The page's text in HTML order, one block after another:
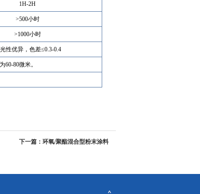
1H-2H
>500小时
>1000小时
性优异，色差≤0.3-0.4
80微米。
下一篇：环氧/聚酯混合型粉末涂料